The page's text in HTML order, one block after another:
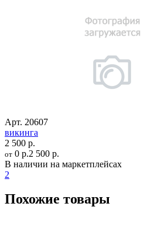
Арт. 20607
викинга
2 500 р.
от 0 р.2 500 р.
В наличии на маркетплейсах
2
Похожие товары